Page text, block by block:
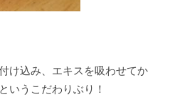
け込み、エキスを吸わせてか
いうこだわりぶり！